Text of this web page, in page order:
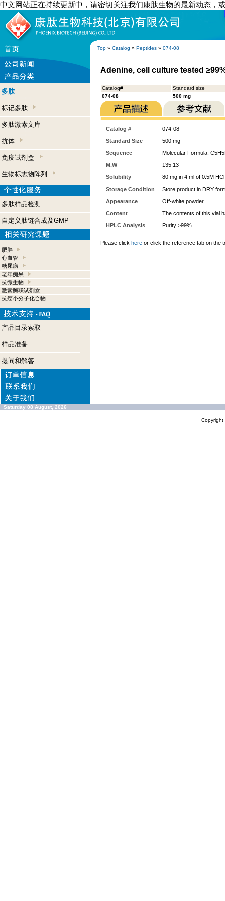
中文网站正在持续更新中，请密切关注我们康肽生物的最新动态，
Top » Catalog » Peptides » 074-08
多肽
标记多肽
多肽激素文库
抗体
免疫试剂盒
生物标志物阵列
多肽样品检测
自定义肽链合成及GMP
肥胖
心血管
糖尿病
老年痴呆
抗微生物
激素酶联试剂盒
抗癌小分子化合物
产品目录索取
样品准备
提问和解答
Adenine, cell culture tested
Catalog#
Standard size
074-08
500 mg
Catalog #
074-08
Standard Size
500 mg
Sequence
Molecular Formula:
M.W
135.13
Solubility
80 mg in 4 ml of 0.5M HCl
Storage Condition
Store product in DRY
Appearance
Off-white powder
Content
The contents of this vial
HPLC Analysis
Purity ≥99%
Please click here or click the reference tab on the
Saturday 08 August, 2026